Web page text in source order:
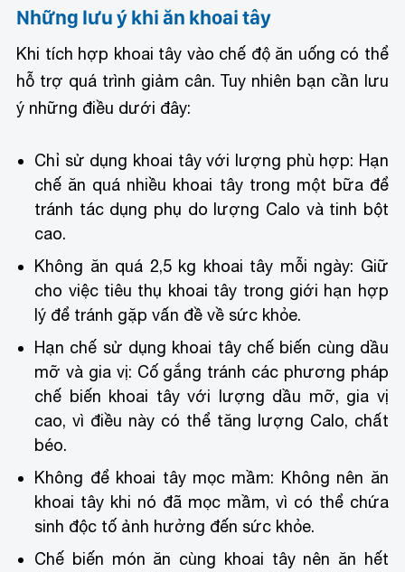
Những lưu ý khi ăn khoai tây
Khi tích hợp khoai tây vào chế độ ăn uống có thể
hỗ trợ quá trình giảm cân. Tuy nhiên bạn cần lưu
ý những điều dưới đây:
Chỉ sử dụng khoai tây với lượng phù hợp: Hạn
chế ăn quá nhiều khoai tây trong một bữa để
tránh tác dụng phụ do lượng Calo và tinh bột
cao.
Không ăn quá 2,5 kg khoai tây mỗi ngày: Giữ
cho việc tiêu thụ khoai tây trong giới hạn hợp
lý để tránh gặp vấn đề về sức khỏe.
Hạn chế sử dụng khoai tây chế biến cùng dầu
mỡ và gia vị: Cố gắng tránh các phương pháp
chế biến khoai tây với lượng dầu mỡ, gia vị
cao, vì điều này có thể tăng lượng Calo, chất
béo.
Không để khoai tây mọc mầm: Không nên ăn
khoai tây khi nó đã mọc mầm, vì có thể chứa
sinh độc tố ảnh hưởng đến sức khỏe.
Chế biến món ăn cùng khoai tây nên ăn hết